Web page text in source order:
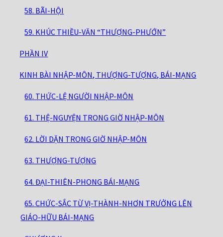
58. BÃI-HỘI
59. KHÚC THIỀU-VĂN “THƯỢNG-PHƯỚN”
PHẦN IV
KINH BÀI NHẬP-MÔN, THƯỢNG-TƯỢNG, BÁI-MẠNG
60. THỨC-LỆ NGƯỜI NHẬP-MÔN
61. THỆ-NGUYỆN TRONG GIỜ NHẬP-MÔN
62. LỜI DẶN TRONG GIỜ NHẬP-MÔN
63. THƯỢNG-TƯỢNG
64. ĐẠI-THIÊN-PHONG BÁI-MẠNG
65. CHỨC-SẮC TỪ VỊ-THÀNH-NHƠN TRƯỞNG LÊN
GIÁO-HỮU BÁI-MẠNG